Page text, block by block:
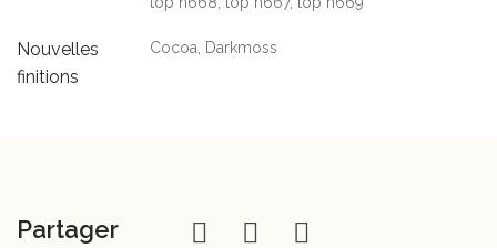
Nouvelles
finitions
Cocoa, Darkmoss
Partager